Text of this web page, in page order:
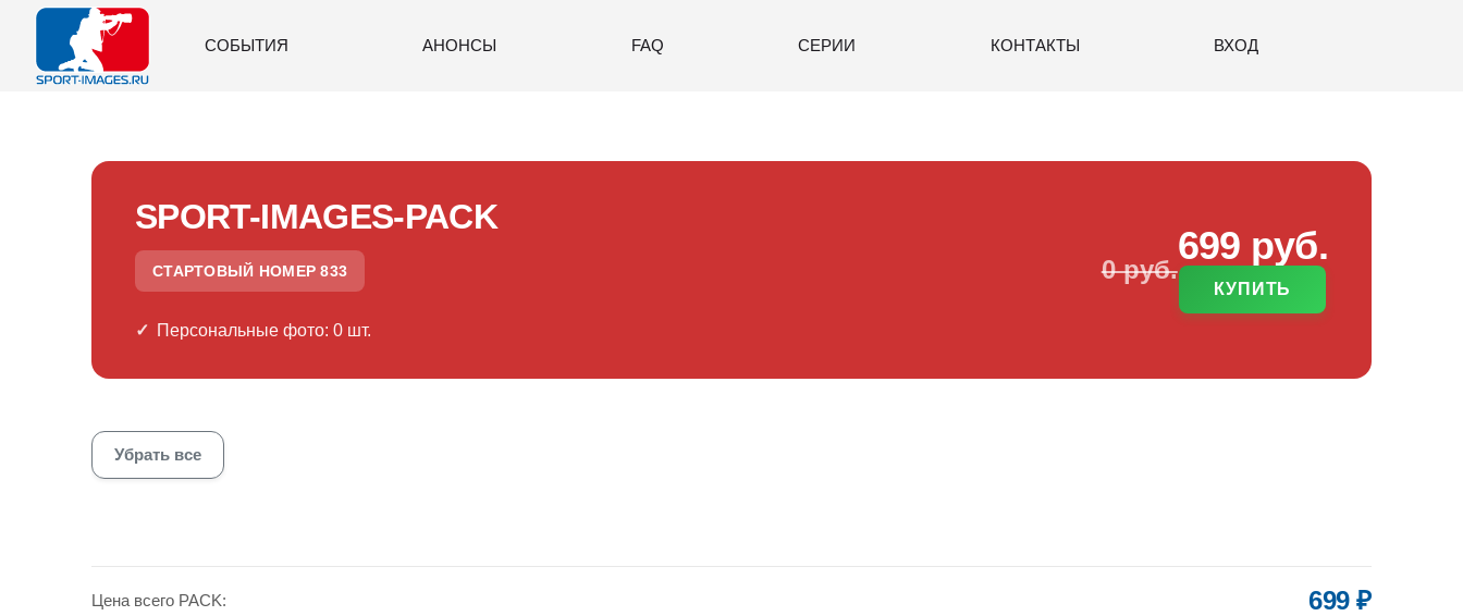
СОБЫТИЯ АНОНСЫ FAQ СЕРИИ КОНТАКТЫ ВХОД
SPORT-IMAGES-PACK
СТАРТОВЫЙ НОМЕР 833
Персональные фото: 0 шт.
0 руб.
699 руб.
КУПИТЬ
Убрать все
Цена всего PACK: 699 ₽